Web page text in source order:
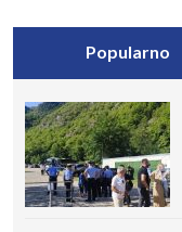
Popularno